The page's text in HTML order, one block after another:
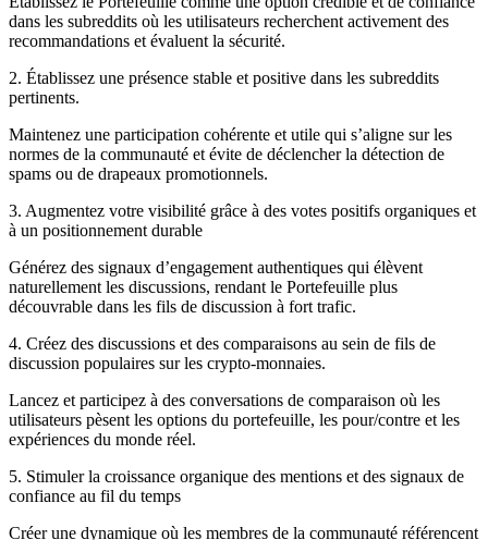
dans les subreddits où les utilisateurs recherchent activement des
recommandations et évaluent la sécurité.
2. Établissez une présence stable et positive dans les subreddits
pertinents.
Maintenez une participation cohérente et utile qui s’aligne sur les
normes de la communauté et évite de déclencher la détection de
spams ou de drapeaux promotionnels.
3. Augmentez votre visibilité grâce à des votes positifs organiques et
à un positionnement durable
Générez des signaux d’engagement authentiques qui élèvent
naturellement les discussions, rendant le Portefeuille plus
découvrable dans les fils de discussion à fort trafic.
4. Créez des discussions et des comparaisons au sein de fils de
discussion populaires sur les crypto-monnaies.
Lancez et participez à des conversations de comparaison où les
utilisateurs pèsent les options du portefeuille, les pour/contre et les
expériences du monde réel.
5. Stimuler la croissance organique des mentions et des signaux de
confiance au fil du temps
Créer une dynamique où les membres de la communauté référencent